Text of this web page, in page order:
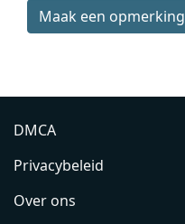
Maak een opmerking
DMCA
Privacybeleid
Over ons